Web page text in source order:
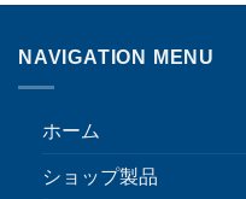
NAVIGATION MENU
ホーム
ショップ製品